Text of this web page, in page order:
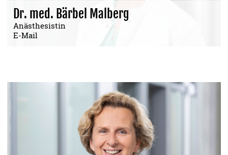
Dr. med. Bärbel Malberg
Anästhesistin
E-Mail